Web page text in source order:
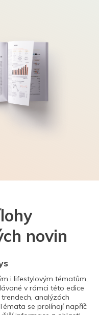
novin
i lifestylovým tématům,
v rámci této edice
analýzách
se prolínají napříč